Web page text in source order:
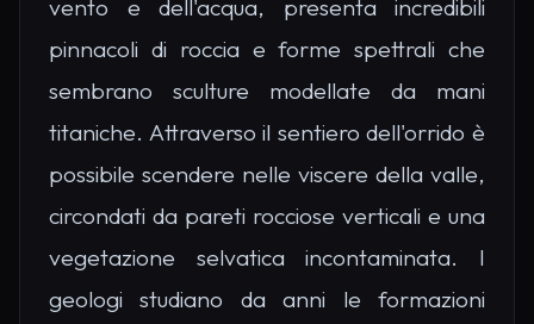
vento e dell'acqua, presenta incredibili
pinnacoli di roccia e forme spettrali che
sembrano sculture modellate da mani
titaniche. Attraverso il sentiero dell'orrido è
possibile scendere nelle viscere della valle,
circondati da pareti rocciose verticali e una
vegetazione selvatica incontaminata. I
geologi studiano da anni le formazioni